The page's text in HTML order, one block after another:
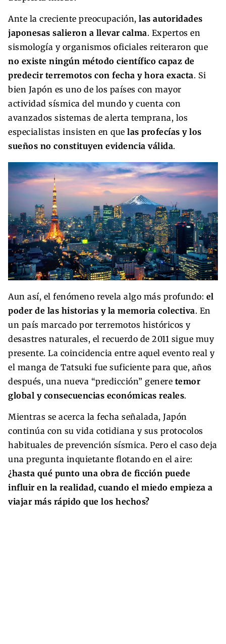
Ante la creciente preocupación, las autoridades
japonesas salieron a llevar calma. Expertos en
sismología y organismos oficiales reiteraron que
no existe ningún método científico capaz de
predecir terremotos con fecha y hora exacta. Si
bien Japón es uno de los países con mayor
actividad sísmica del mundo y cuenta con
avanzados sistemas de alerta temprana, los
especialistas insisten en que las profecías y los
sueños no constituyen evidencia válida.
Aun así, el fenómeno revela algo más profundo: el
poder de las historias y la memoria colectiva. En
un país marcado por terremotos históricos y
desastres naturales, el recuerdo de 2011 sigue muy
presente. La coincidencia entre aquel evento real y
el manga de Tatsuki fue suficiente para que, años
después, una nueva “predicción” genere temor
global y consecuencias económicas reales.
Mientras se acerca la fecha señalada, Japón
continúa con su vida cotidiana y sus protocolos
habituales de prevención sísmica. Pero el caso deja
una pregunta inquietante flotando en el aire:
¿hasta qué punto una obra de ficción puede
influir en la realidad, cuando el miedo empieza a
viajar más rápido que los hechos?